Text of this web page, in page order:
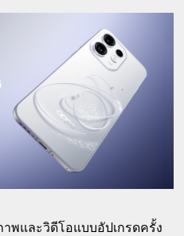
พและวิดีโอแบบอัปเกรดครั้ง